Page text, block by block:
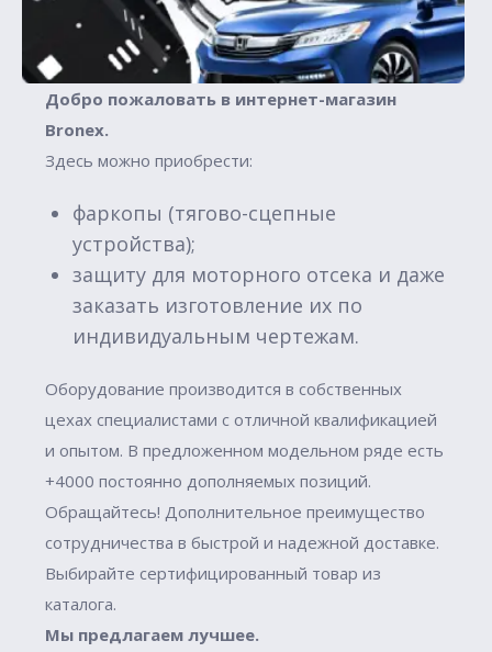
Добро пожаловать в интернет-магазин
Вronex.
Здесь можно приобрести:
фаркопы (тягово-сцепные
устройства);
защиту для моторного отсека и даже
заказать изготовление их по
индивидуальным чертежам.
Оборудование производится в собственных
цехах специалистами с отличной квалификацией
и опытом. В предложенном модельном ряде есть
+4000 постоянно дополняемых позиций.
Обращайтесь! Дополнительное преимущество
сотрудничества в быстрой и надежной доставке.
Выбирайте сертифицированный товар из
каталога.
Мы предлагаем лучшее.